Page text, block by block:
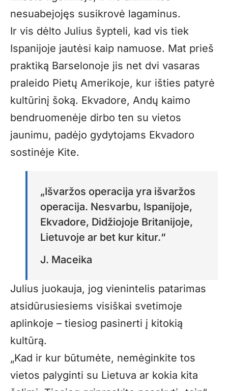
nesuabejojęs susikrovė lagaminus.
Ir vis dėlto Julius šypteli, kad vis tiek
Ispanijoje jautėsi kaip namuose. Mat prieš
praktiką Barselonoje jis net dvi vasaras
praleido Pietų Amerikoje, kur išties patyrė
kultūrinį šoką. Ekvadore, Andų kaimo
bendruomenėje dirbo ten su vietos
jaunimu, padėjo gydytojams Ekvadoro
sostinėje Kite.
„Išvaržos operacija yra išvaržos
operacija. Nesvarbu, Ispanijoje,
Ekvadore, Didžiojoje Britanijoje,
Lietuvoje ar bet kur kitur.“
J. Maceika
Julius juokauja, jog vienintelis patarimas
atsidūrusiesiems visiškai svetimoje
aplinkoje – tiesiog pasinerti į kitokią
kultūrą.
„Kad ir kur būtumėte, nemėginkite tos
vietos palyginti su Lietuva ar kokia kita